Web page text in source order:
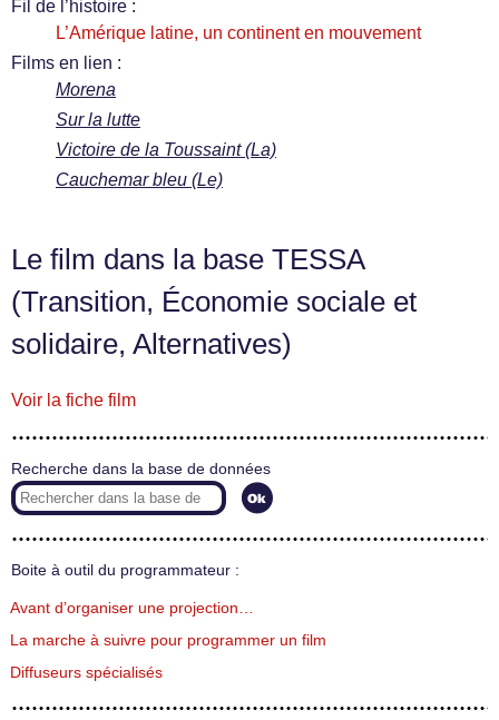
Fil de l’histoire :
L’Amérique latine, un continent en mouvement
Films en lien :
Morena
Sur la lutte
Victoire de la Toussaint (La)
Cauchemar bleu (Le)
Le film dans la base TESSA
(Transition, Économie sociale et
solidaire, Alternatives)
Voir la fiche film
Recherche dans la base de données
Boite à outil du programmateur :
Avant d’organiser une projection…
La marche à suivre pour programmer un film
Diffuseurs spécialisés